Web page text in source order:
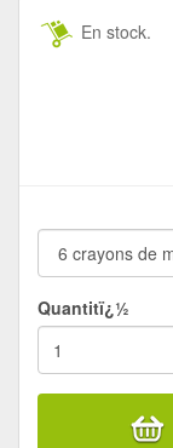
En stock.
Quantitï¿½